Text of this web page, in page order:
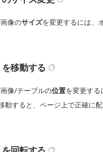
像のサイズを変更するには、
移動する
像/テーブルの位置を変更する
動すると、ページ上で正確に